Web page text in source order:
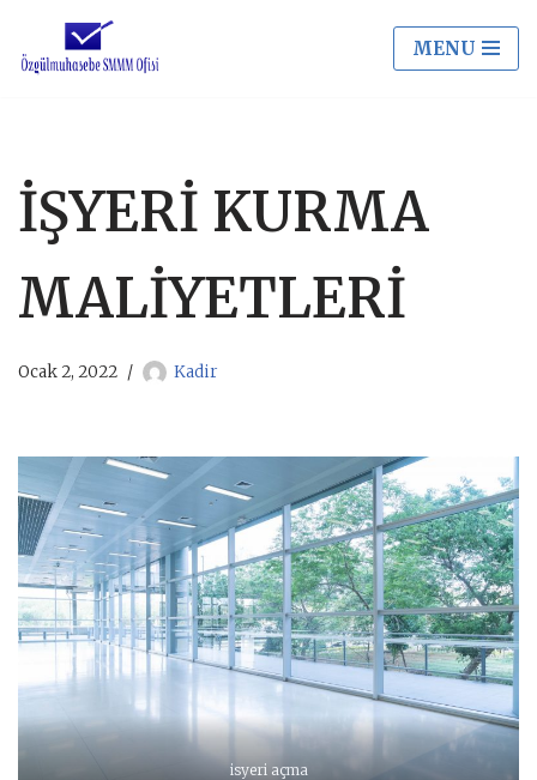
İçeriğe
MENU
İŞYERİ KURMA
MALİYETLERİ
Ocak 2, 2022 Kadir
isyeri açma